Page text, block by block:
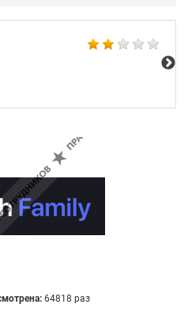
64818 раз